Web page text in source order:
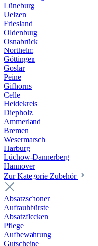
Lüneburg
Uelzen
Friesland
Oldenburg
Osnabrück
Northeim
Göttingen
Goslar
Peine
Gifhorns
Celle
Heidekreis
Diepholz
Ammerland
Bremen
Wesermarsch
Harburg
Lüchow-Dannerberg
Hannover
Zur Kategorie Zubehör
Absatzschoner
Aufrauhbürste
Absatzflecken
Pflege
Aufbewahrung
Gutscheine